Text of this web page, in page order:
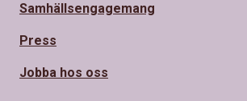
Samhällsengagemang
Press
Jobba hos oss